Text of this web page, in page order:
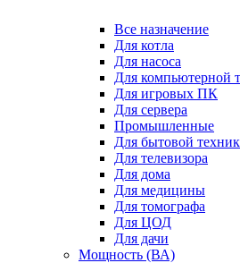
Все назначение
Для котла
Для насоса
Для компьютерной
Для игровых ПК
Для сервера
Промышленные
Для бытовой
Для телевизора
Для дома
Для медицины
Для томографа
Для ЦОД
Для дачи
Мощность (ВА)